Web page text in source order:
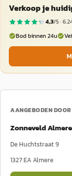
Verkoop je
4,3/5 ·
Bod binnen 24u
AANGEBODEN DOOR
Zonneveld
De Huchtstraat 9
1327 EAAlmere